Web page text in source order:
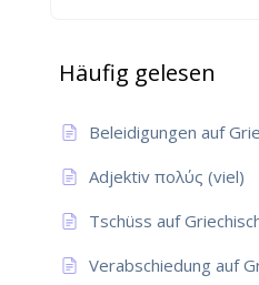
Häufig gelesen
Beleidigungen auf
Adjektiv πολύς (viel)
Tschüss auf
Verabschiedung auf